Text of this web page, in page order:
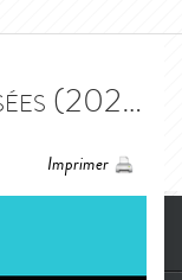
Ariane et Bacchus - Théâtre des Champs-Élysées (2022) - Ariane et Bacchus - Théâtre des Champs-Élysées (2022)
Imprimer